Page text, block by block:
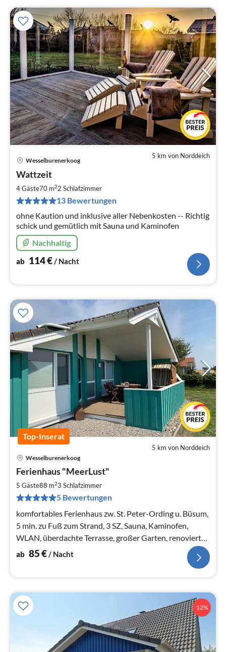
5 km von Norddeich
Wesselburenerkoog
Wattzeit
4 Gäste70 m22 Schlafzimmer
13 Bewertungen
ohne Kaution und inklusive aller Nebenkosten -- Richtig
schick und gemütlich mit Sauna und Kaminofen
Nachhaltig
ab 114€/ Nacht
Top-Inserat
5 km von Norddeich
Wesselburenerkoog
Ferienhaus "MeerLust"
5 Gäste88 m23 Schlafzimmer
5 Bewertungen
komfortables Ferienhaus zw. St. Peter-Ording u. Büsum,
5 min. zu Fuß zum Strand, 3 SZ, Sauna, Kaminofen,
WLAN, überdachte Terrasse, großer Garten, renoviert
2020
ab 85€/ Nacht
12%